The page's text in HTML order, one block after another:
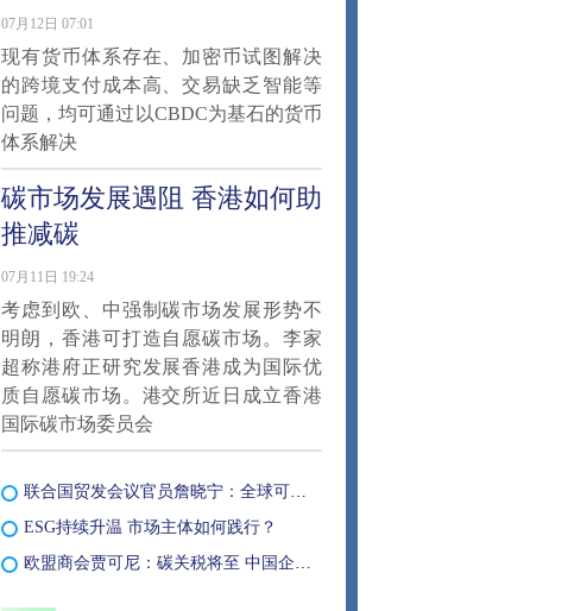
07月12日 07:01
现有货币体系存在、加密币试图解决
的跨境支付成本高、交易缺乏智能等
问题，均可通过以CBDC为基石的货币
体系解决
碳市场发展遇阻 香港如何助
推减碳
07月11日 19:24
考虑到欧、中强制碳市场发展形势不
明朗，香港可打造自愿碳市场。李家
超称港府正研究发展香港成为国际优
质自愿碳市场。港交所近日成立香港
国际碳市场委员会
联合国贸发会议官员詹晓宁：全球可持续金融市场仍面临三重挑战
ESG持续升温 市场主体如何践行？
欧盟商会贾可尼：碳关税将至 中国企业需做什么准备？